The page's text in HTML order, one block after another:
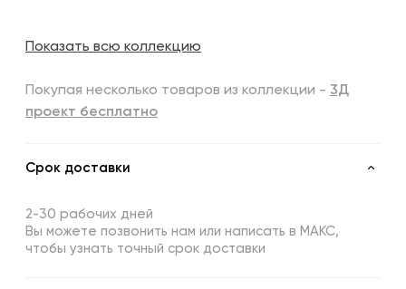
Показать всю коллекцию
Покупая несколько товаров из коллекции - 3Д
проект бесплатно
Срок доставки
2-30 рабочих дней
Вы можете позвонить нам или написать в МАКС,
чтобы узнать точный срок доставки